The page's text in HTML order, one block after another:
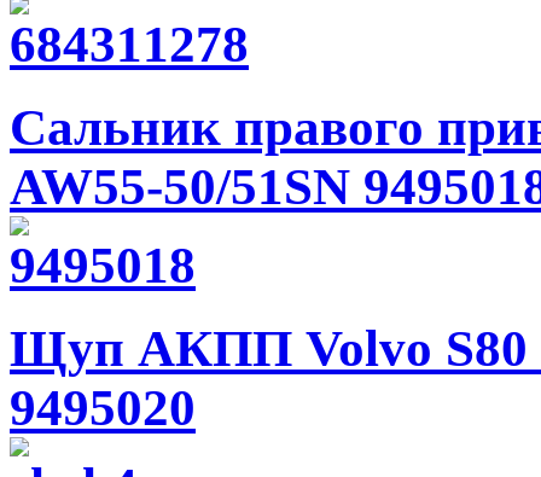
Сальник правого
AW55-50/51SN
Щуп АКПП Volvo S80
9495020